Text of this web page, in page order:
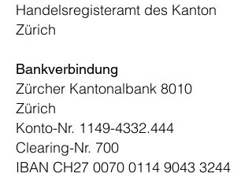
Handelsregisteramt des Kanton
Zürich
Bankverbindung
Zürcher Kantonalbank 8010
Zürich
Konto-Nr. 1149-4332.444
Clearing-Nr. 700
IBAN CH27 0070 0114 9043 3244